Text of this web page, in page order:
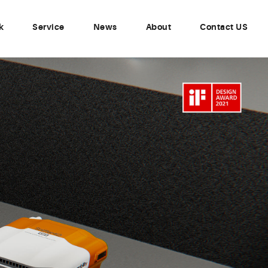
Service News About Contact US